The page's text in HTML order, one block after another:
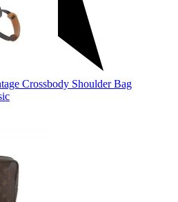
Crossbody Shoulder Bag